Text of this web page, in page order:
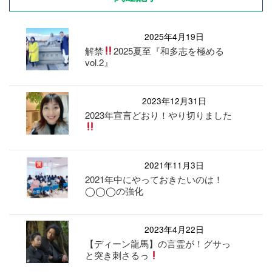
2025年4月19日
解禁
2025夏至『和多志を極める
vol.2』
2023年12月31日
2023年宣言どおり！やり切りました
2021年11月3日
2021年中にやっておきたいのは！
◯◯◯の強化
2023年4月22日
【ディーン龍馬】の言霊が！グサっ
と突き刺さるっ